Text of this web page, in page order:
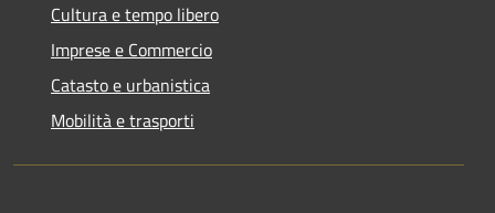
Cultura e tempo libero
Imprese e Commercio
Catasto e urbanistica
Mobilità e trasporti